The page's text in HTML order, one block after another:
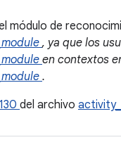
módulo de
, ya que los
en contextos
.
130 del archivo